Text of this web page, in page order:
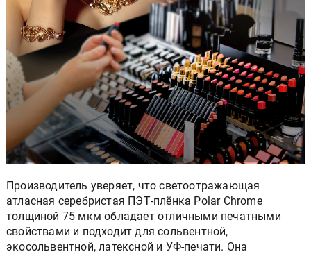
Производитель уверяет, что светоотражающая
атласная серебристая ПЭТ-плёнка Polar Chrome
толщиной 75 мкм обладает отличными печатными
свойствами и подходит для сольвентной,
экосольвентной, латексной и УФ-печати. Она